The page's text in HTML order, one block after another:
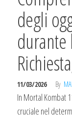
degli
durante
11/03/2026 By
In Mortal Kombat
cruciale nel